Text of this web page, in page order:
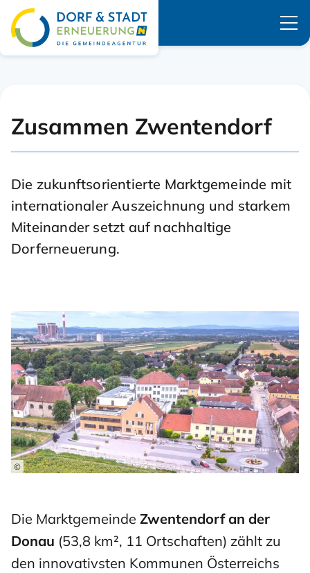
Zusammen Zwentendorf
Die zukunftsorientierte Marktgemeinde mit
internationaler Auszeichnung und starkem
Miteinander setzt auf nachhaltige
Dorferneuerung.
©
Die Marktgemeinde Zwentendorf an der
Donau (53,8 km², 11 Ortschaften) zählt zu
den innovativsten Kommunen Österreichs